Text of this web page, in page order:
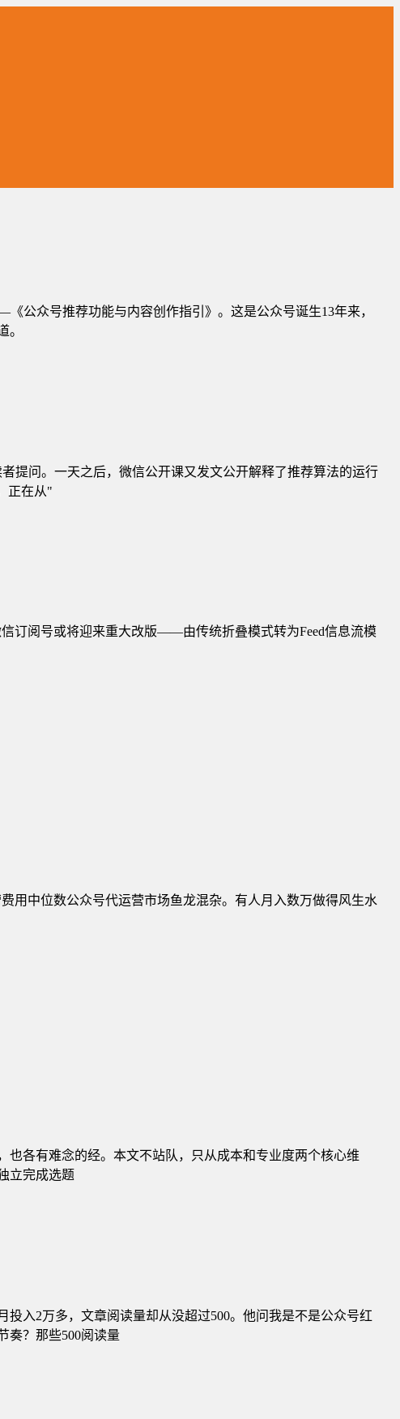
公众号推荐功能与内容创作指引》。这是公众号诞生13年来，
。
提问。一天之后，微信公开课又发文公开解释了推荐算法的运行
正在从"
订阅号或将迎来重大改版——由传统折叠模式转为Feed信息流模
用中位数公众号代运营市场鱼龙混杂。有人月入数万做得风生水
各有难念的经。本文不站队，只从成本和专业度两个核心维
立完成选题
入2万多，文章阅读量却从没超过500。他问我是不是公众号红
奏？那些500阅读量